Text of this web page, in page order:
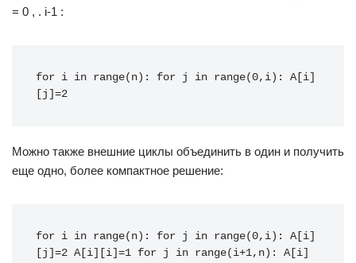
= 0 , . i-1 :
for i in range(n): for j in range(0,i): A[i]
[j]=2
Можно также внешние циклы объединить в один и получить
еще одно, более компактное решение:
for i in range(n): for j in range(0,i): A[i]
[j]=2 A[i][i]=1 for j in range(i+1,n): A[i]